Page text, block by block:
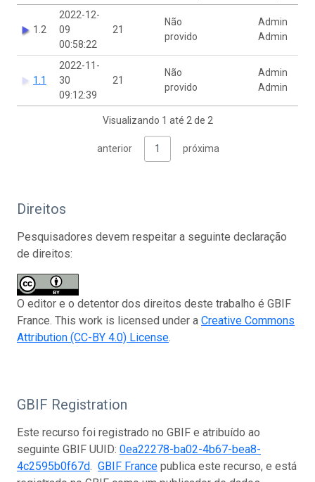
1.2
2022-12-
09
00:58:22
21
Não
provido
Admin
Admin
1.1
2022-11-
30
09:12:39
21
Não
provido
Admin
Admin
Visualizando 1 até 2 de 2
anterior 1 próxima
Direitos
Pesquisadores devem respeitar a seguinte declaração
de direitos:
O editor e o detentor dos direitos deste trabalho é GBIF
France. This work is licensed under a Creative Commons
Attribution (CC-BY 4.0) License.
GBIF Registration
Este recurso foi registrado no GBIF e atribuído ao
seguinte GBIF UUID: 0ea22278-ba02-4b67-bea8-
4c2595b0f67d. GBIF France publica este recurso, e está